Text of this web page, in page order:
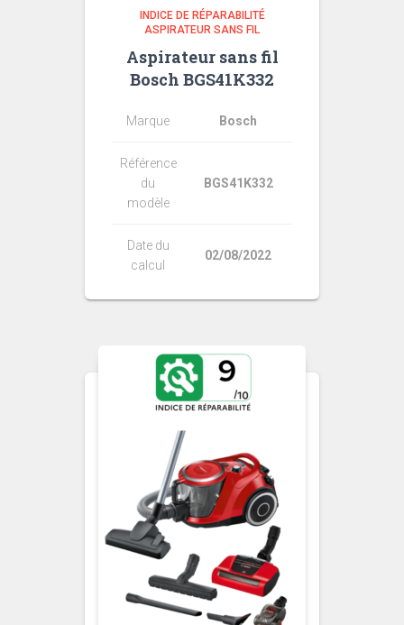
INDICE DE RÉPARABILITÉ
ASPIRATEUR SANS FIL
Aspirateur sans fil
Bosch BGS41K332
Marque Bosch
Référence
du
modèle
BGS41K332
Date du
calcul
02/08/2022